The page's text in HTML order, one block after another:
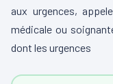
aux urgences,
médicale ou
dont les urgences